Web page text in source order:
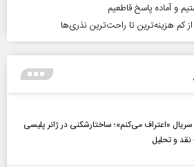
و آماده پاسخ قاطعیم
کم هزینه‌ترین تا راحت‌ترین نذری‌ها
«اعتراف می‌کنم»؛ ساختارشکنی در ژانر پلیسی
نقد و تحلیل